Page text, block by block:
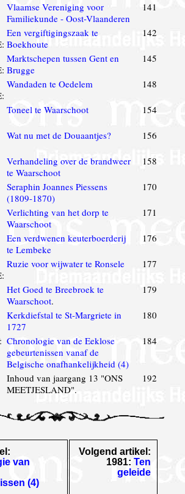
Vlaamse Vereniging voor
Familiekunde - Oost-Vlaanderen
141
Een vergiftigingszaak te
Boekhoute
142
Marktschepen tussen Gent en
Brugge
145
Wandaden te Oedelem 148
Toneel te Waarschoot 154
Wat nu met de Douaantjes? 156
Verhandeling over de brandweer
te Waarschoot
158
Seraphin Joannes Piessens
(1809-1870)
170
Verlichting van het dorp te
Waarschoot
171
Een verdwenen keuterboerderij
te Lembeke
176
Ruzie voor wijwater te Ronsele 177
Het Goed te Breebroek te
Waarschoot.
179
Kerkdiefstal te St-Margriete in
1727
180
Chronologie van de Eeklose
gebeurtenissen vanaf de
Belgische onafhankelijkheid (4)
184
Inhoud van jaargang 13 "ONS
MEETJESLAND".
192
van
(4)
Volgend artikel:
1981:Ten
geleide